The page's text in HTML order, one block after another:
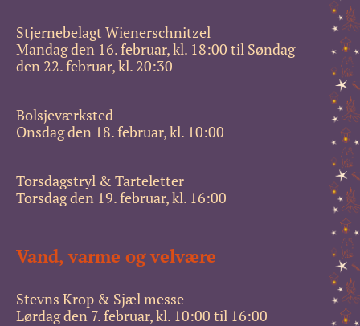
Stjernebelagt Wienerschnitzel
Mandag den 16. februar, kl. 18:00 til Søndag
den 22. februar, kl. 20:30
Bolsjeværksted
Onsdag den 18. februar, kl. 10:00
Torsdagstryl & Tarteletter
Torsdag den 19. februar, kl. 16:00
Vand, varme og velvære
Stevns Krop & Sjæl messe
Lørdag den 7. februar, kl. 10:00 til 16:00